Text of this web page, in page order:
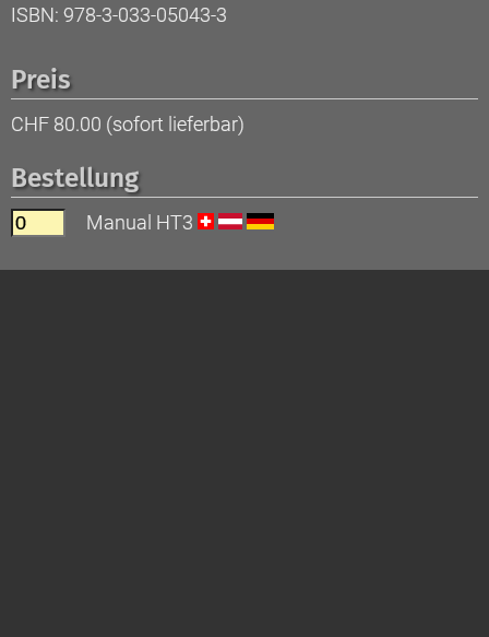
ISBN: 978-3-033-05043-3
Preis
CHF 80.00 (sofort lieferbar)
Bestellung
Manual HT3